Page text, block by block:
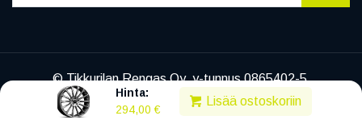
Hinta:
294,00 €
Lisää ostoskoriin
© Tikkurilan Rengas Oy, y-tunnus 0865402-5
|Tietosuojaseloste